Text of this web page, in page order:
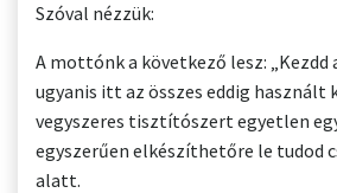
Szóval nézzük:
A mottónk a következő lesz: „Kezdd
ugyanis itt az összes eddig használt
vegyszeres tisztítószert egyetlen
egyszerűen elkészíthetőre le tudod
alatt.